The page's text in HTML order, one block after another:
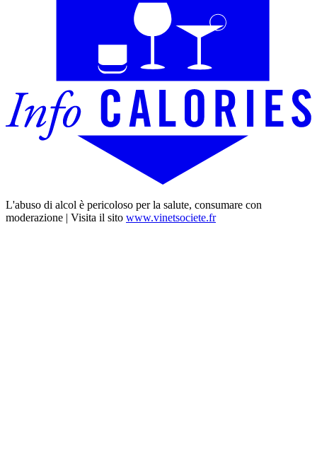
L'abuso di alcol è pericoloso per la salute, consumare con
moderazione | Visita il sito www.vinetsociete.fr